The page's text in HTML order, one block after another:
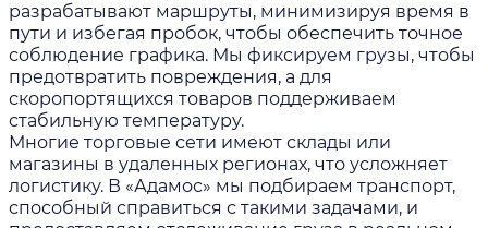
разрабатывают маршруты, минимизируя время в
пути и избегая пробок, чтобы обеспечить точное
соблюдение графика. Мы фиксируем грузы, чтобы
предотвратить повреждения, а для
скоропортящихся товаров поддерживаем
стабильную температуру.
Многие торговые сети имеют склады или
магазины в удаленных регионах, что усложняет
логистику. В «Адамос» мы подбираем транспорт,
способный справиться с такими задачами, и